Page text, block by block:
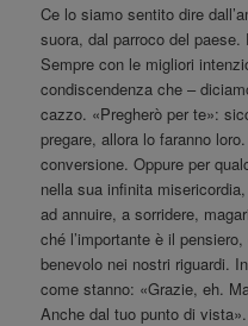
Ce lo siamo sentito dire
suora, dal parroco del paese.
Sempre con le migliori
condiscendenza che –
cazzo. «Pregherò per te»:
pregare, allora lo faranno
conversione. Oppure per
nella sua infinita
ad annuire, a sorridere,
ché l’importante è il
benevolo nei nostri riguardi.
come stanno: «Grazie, eh.
Anche dal tuo punto di vista».